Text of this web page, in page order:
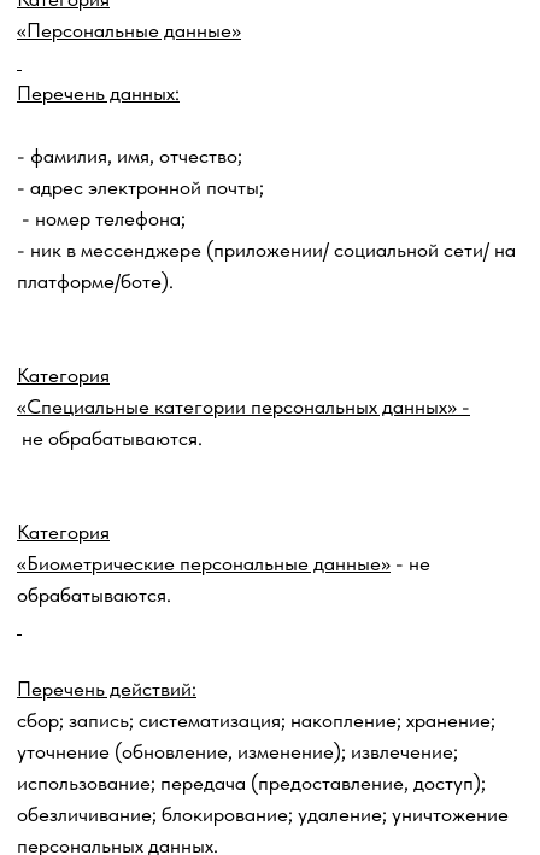
Срок обработки и хранения:
- истечение срока действия Согласия или отзыв Согласия
субъектом персональных данных;
Порядок уничтожения персональных данных при
достижении цели их обработки или при наступлении иных
законных оснований:
лицо, ответственное за обработку персональных данных,
производит уничтожение ПД способом, исключающим
возможность восстановления этих ПД с составлением
5. Обработка персональных данных будет
ограничиваться достижением этих конкретных, заранее
определенных и законных целей. Не допускается
обработка персональных данных, несовместимая с целью
сотрудничества с этими третьими лицами Оператора), в
связи с использованием ресурсов Сайта (мессенджера/
приложения/ социальной сети/платформы/бота):
6.1. https://yandex.ru - ООО «ЯНДЕКС» (ИНН
обработки персональных данных и информации
размещена по адресу:
6.2. https://telegram.org- Телеграмм - облачный
мессенджер для мобильных устройств и компьютеров /
Приложение, Политика обработки персональных данных
и информации размещена по
адресу:https://telegram.org/privacy/ru.
6.3. vk.com - ВК – ООО «Цифровое Облако» (ИНН